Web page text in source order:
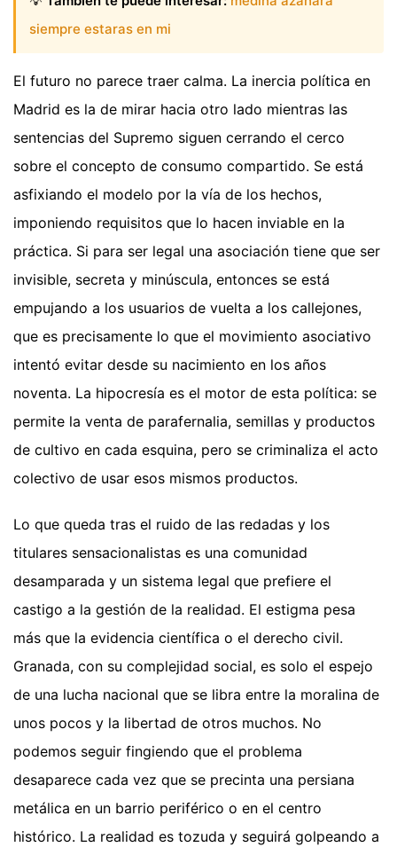
siempre estaras en mi
El futuro no parece traer calma. La inercia política en
Madrid es la de mirar hacia otro lado mientras las
sentencias del Supremo siguen cerrando el cerco
sobre el concepto de consumo compartido. Se está
asfixiando el modelo por la vía de los hechos,
imponiendo requisitos que lo hacen inviable en la
práctica. Si para ser legal una asociación tiene que ser
invisible, secreta y minúscula, entonces se está
empujando a los usuarios de vuelta a los callejones,
que es precisamente lo que el movimiento asociativo
intentó evitar desde su nacimiento en los años
noventa. La hipocresía es el motor de esta política: se
permite la venta de parafernalia, semillas y productos
de cultivo en cada esquina, pero se criminaliza el acto
colectivo de usar esos mismos productos.
Lo que queda tras el ruido de las redadas y los
titulares sensacionalistas es una comunidad
desamparada y un sistema legal que prefiere el
castigo a la gestión de la realidad. El estigma pesa
más que la evidencia científica o el derecho civil.
Granada, con su complejidad social, es solo el espejo
de una lucha nacional que se libra entre la moralina de
unos pocos y la libertad de otros muchos. No
podemos seguir fingiendo que el problema
desaparece cada vez que se precinta una persiana
metálica en un barrio periférico o en el centro
histórico. La realidad es tozuda y seguirá golpeando a